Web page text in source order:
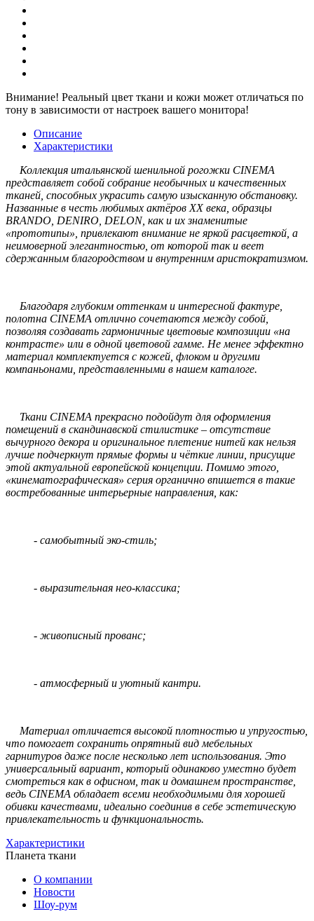
Внимание! Реальный цвет ткани и кожи может отличаться по
тону в зависимости от настроек вашего монитора!
Описание
Характеристики
Коллекция итальянской шенильной рогожки CINEMA
представляет собой собрание необычных и качественных
тканей, способных украсить самую изысканную обстановку.
Названные в честь любимых актёров ХХ века, образцы
BRANDO, DENIRO, DELON, как и их знаменитые
«прототипы», привлекают внимание не яркой расцветкой, а
неимоверной элегантностью, от которой так и веет
сдержанным благородством и внутренним аристократизмом.
Благодаря глубоким оттенкам и интересной фактуре,
полотна CINEMA отлично сочетаются между собой,
позволяя создавать гармоничные цветовые композиции «на
контрасте» или в одной цветовой гамме. Не менее эффектно
материал комплектуется с кожей, флоком и другими
компаньонами, представленными в нашем каталоге.
Ткани CINEMA прекрасно подойдут для оформления
помещений в скандинавской стилистике – отсутствие
вычурного декора и оригинальное плетение нитей как нельзя
лучше подчеркнут прямые формы и чёткие линии, присущие
этой актуальной европейской концепции. Помимо этого,
«кинематографическая» серия органично впишется в такие
востребованные интерьерные направления, как:
- самобытный эко-стиль;
- выразительная нео-классика;
- живописный прованс;
- атмосферный и уютный кантри.
Материал отличается высокой плотностью и упругостью,
что помогает сохранить опрятный вид мебельных
гарнитуров даже после несколько лет использования. Это
универсальный вариант, который одинаково уместно будет
смотреться как в офисном, так и домашнем пространстве,
ведь CINEMA обладает всеми необходимыми для хорошей
обивки качествами, идеально соединив в себе эстетическую
привлекательность и функциональность.
Характеристики
Планета ткани
О компании
Новости
Шоу-рум